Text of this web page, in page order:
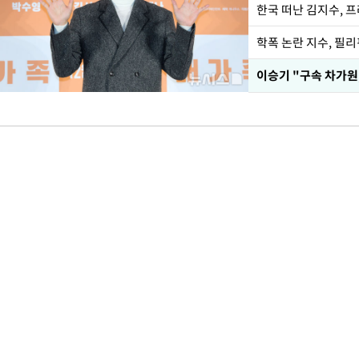
한국 떠난 김지수,
학폭 논란 지수, 필
이승기 "구속 차가